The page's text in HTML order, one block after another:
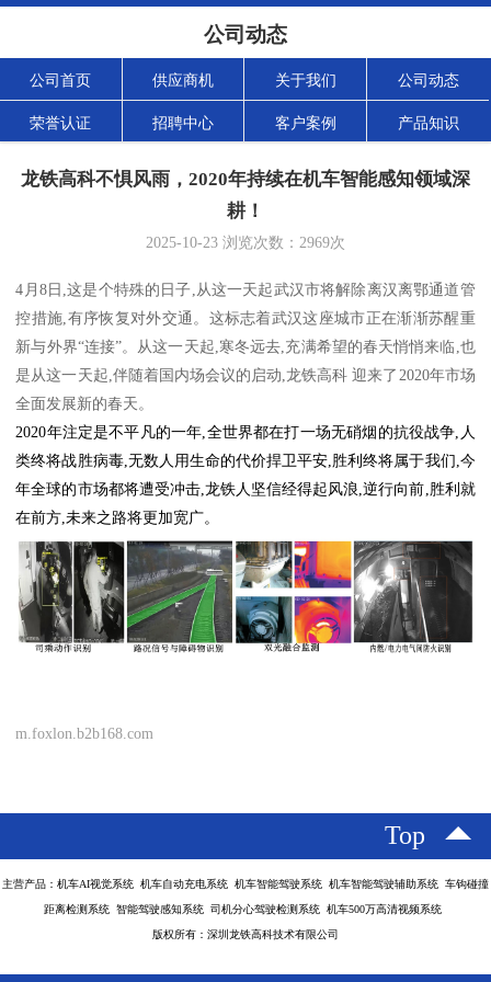
公司动态
公司首页 供应商机 关于我们 公司动态
荣誉认证 招聘中心 客户案例 产品知识
龙铁高科不惧风雨，2020年持续在机车智能感知领域深
耕！
2025-10-23 浏览次数： 2969次
4月8日,这是个特殊的日子,从这一天起武汉市将解除离汉离鄂通道管
控措施,有序恢复对外交通。这标志着武汉这座城市正在渐渐苏醒重
新与外界“连接”。从这一天起,寒冬远去,充满希望的春天悄悄来临,也
是从这一天起,伴随着国内场会议的启动,龙铁高科 迎来了2020年市场
全面发展新的春天。
2020年注定是不平凡的一年,全世界都在打一场无硝烟的抗役战争,人
类终将战胜病毒,无数人用生命的代价捍卫平安,胜利终将属于我们,今
年全球的市场都将遭受冲击,龙铁人坚信经得起风浪,逆行向前,胜利就
在前方,未来之路将更加宽广。
m.foxlon.b2b168.com
Top
主营产品：机车AI视觉系统 机车自动充电系统 机车智能驾驶系统 机车智能驾驶辅助系统 车钩碰撞
距离检测系统 智能驾驶感知系统 司机分心驾驶检测系统 机车500万高清视频系统
版权所有：深圳龙铁高科技术有限公司